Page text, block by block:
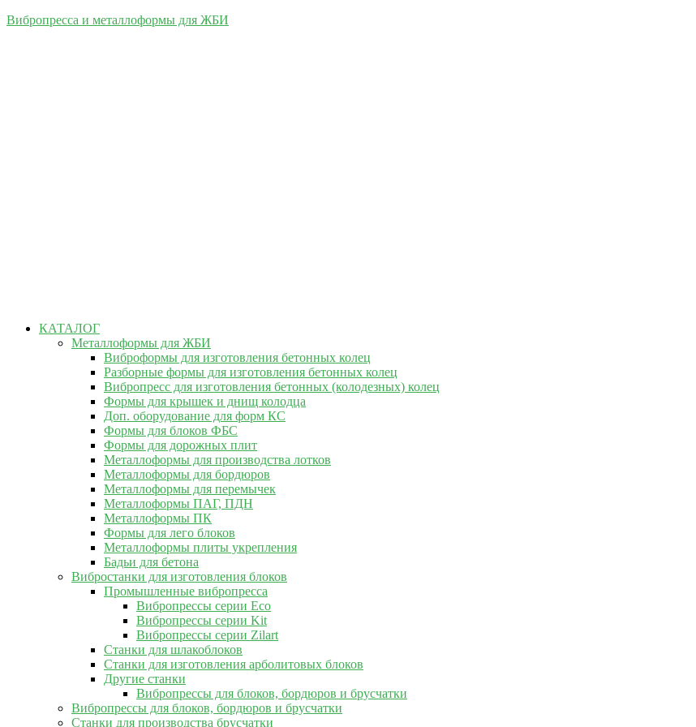
Вибропресса и металлоформы для ЖБИ
КАТАЛОГ
Металлоформы для ЖБИ
Виброформы для изготовления бетонных колец
Разборные формы для изготовления бетонных колец
Вибропресс для изготовления бетонных (колодезных) колец
Формы для крышек и днищ колодца
Доп. оборудование для форм КС
Формы для блоков ФБС
Формы для дорожных плит
Металлоформы для производства лотков
Металлоформы для бордюров
Металлоформы для перемычек
Металлоформы ПАГ, ПДН
Металлоформы ПК
Формы для лего блоков
Металлоформы плиты укрепления
Бадьи для бетона
Вибростанки для изготовления блоков
Промышленные вибропресса
Вибропрессы серии Eco
Вибропрессы серии Kit
Вибропрессы серии Zilart
Станки для шлакоблоков
Станки для изготовления арболитовых блоков
Другие станки
Вибропрессы для блоков, бордюров и брусчатки
Вибропрессы для блоков, бордюров и брусчатки
Станки для производства брусчатки